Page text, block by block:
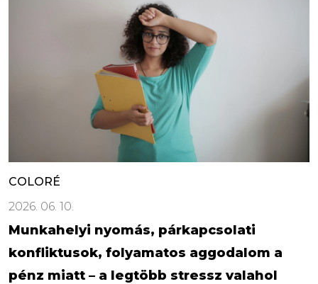
COLORÉ
2026. 06. 10.
Munkahelyi nyomás, párkapcsolati
konfliktusok, folyamatos aggodalom a
pénz miatt – a legtöbb stressz valahol